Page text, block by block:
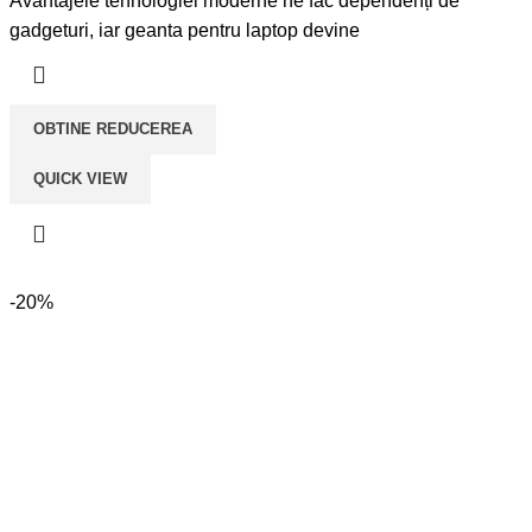
fost:
lei99,00.
gadgeturi, iar geanta pentru laptop devine
OBTINE REDUCEREA
QUICK VIEW
-20%